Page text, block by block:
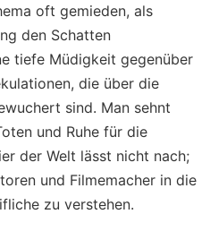
oft gemieden, als
den Schatten
tiefe Müdigkeit gegenüber
die über die
sind. Man sehnt
und Ruhe für die
der Welt lässt nicht nach;
und Filmemacher in die
zu verstehen.